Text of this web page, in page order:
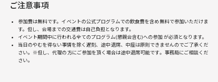
ご注意事項
参加費は無料です。イベントの公式プログラムでの飲食費を含め無料で参加いただけま
す。但し、会場までの交通費は自己負担となります。
イベント期間中に行われる全てのプログラム(懇親会含む)への参加 が必須となります。
当日のやむを得ない事情を除く遅刻、途中退席、中座は原則できませんのでご了承くだ
さい。※但し、代理の方にご参加を頂く場合は途中退席可能です。事務局にご相談くだ
さい。